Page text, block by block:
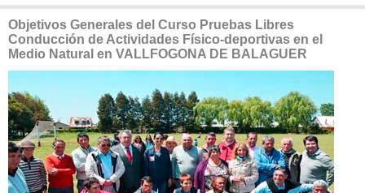
Objetivos Generales del Curso Pruebas Libres
Conducción de Actividades Físico-deportivas en el
Medio Natural en VALLFOGONA DE BALAGUER